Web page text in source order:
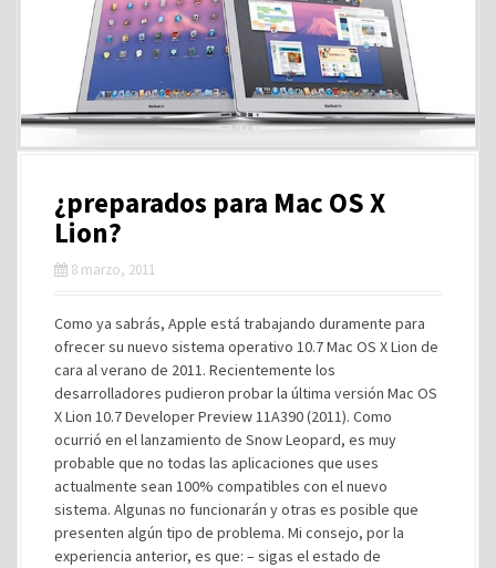
¿preparados para Mac OS X
Lion?
8 marzo, 2011
Como ya sabrás, Apple está trabajando duramente para
ofrecer su nuevo sistema operativo 10.7 Mac OS X Lion de
cara al verano de 2011. Recientemente los
desarrolladores pudieron probar la última versión Mac OS
X Lion 10.7 Developer Preview 11A390 (2011). Como
ocurrió en el lanzamiento de Snow Leopard, es muy
probable que no todas las aplicaciones que uses
actualmente sean 100% compatibles con el nuevo
sistema. Algunas no funcionarán y otras es posible que
presenten algún tipo de problema. Mi consejo, por la
experiencia anterior, es que: – sigas el estado de